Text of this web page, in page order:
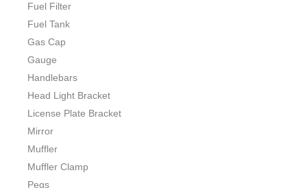
Fuel Filter
Fuel Tank
Gas Cap
Gauge
Handlebars
Head Light Bracket
License Plate Bracket
Mirror
Muffler
Muffler Clamp
Pegs